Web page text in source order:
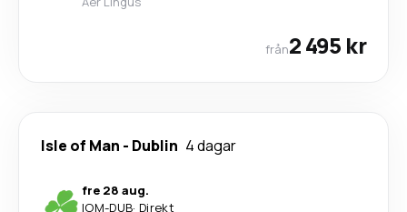
från2 495 kr
Isle of Man - Dublin 4 dagar
fre 28 aug.
IOM-DUB· Direkt